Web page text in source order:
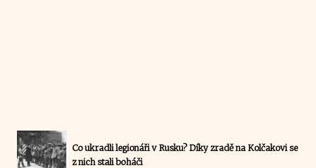
Co ukradli legionáři v Rusku? Díky zradě na Kolčakovi se
z nich stali boháči